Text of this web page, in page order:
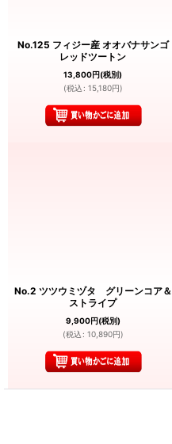
No.125 フィジー産 オオバナサンゴ
レッドツートン
13,800円(税別)
(税込 : 15,180円)
No.2 ツツウミヅタ グリーンコア＆
ストライプ
9,900円(税別)
(税込 : 10,890円)